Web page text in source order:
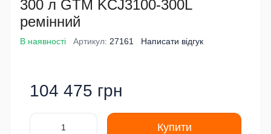
300 л GTM KCJ3100-300L
ремінний
В наявності Артикул: 27161 Написати відгук
104 475 грн
Купити